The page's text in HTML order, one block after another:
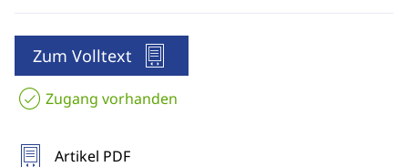
Zum Volltext
Zugang vorhanden
Artikel PDF